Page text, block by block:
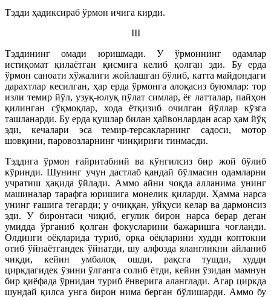
Тэдди ҳадиксираб ўрмон ичига кирди.
III
Тэддининг омади юришмади. У ўрмоннинг одамлар
истиқомат қилаётган қисмига келиб қолган эди. Бу ерда
ўрмон саноати хўжалиги жойлашган бўлиб, катта майдондаги
дарахтлар кесилган, ҳар ерда ўрмонга алоқасиз буюмлар: тор
изли темир йўл, узуқ-юлуқ пўлат симлар, ёғ латталар, пайҳон
қилинган сўқмоқлар, хода ётқизиб очилган йўллар кўзга
ташланарди. Бу ерда қушлар билан ҳайвонлардан асар ҳам йўқ
эди, кечалари эса темир-терсакларнинг садоси, мотор
шовқини, паровозларнинг чинқириғи тинмасди.
Тэддига ўрмон ғайритабиий ва кўнгилсиз бир жой бўлиб
кўринди. Шунинг учун дастлаб қандай бўлмасин одамларни
учратиш ҳақида ўйлади. Аммо айни чоқда алланима унинг
машиналар тарафга юришига монелик қиларди. Ҳамма нарса
унинг ғашига тегарди; у очиққан, уйқуси келар ва дармонсиз
эди. У биронтаси чиқиб, егулик бирон нарса берар деган
умидда ўрганиб қолган фокусларини бажаришга чоғланди.
Олдинги оёқларида туриб, орқа оёқларини худди коптокни
отиб ўйнаётгандек ўйнатди, шу алфозда ялангликни айланиб
чиқди, кейин умбалоқ ошди, рақсга тушди, худди
циркдагидек ўзини ўлганга солиб ётди, кейин ўзидан мамнун
бир қиёфада ўрнидан туриб ёнверига аланглади. Агар циркда
шундай қилса унга бирон нима берган бўлишарди. Аммо бу